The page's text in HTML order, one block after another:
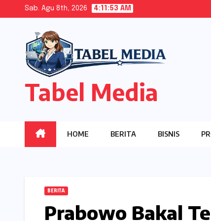
Sab. Agu 8th, 2026 4:11:54 AM
Tabel Media
HOME BERITA BISNIS
BERITA
Prabowo Bakal